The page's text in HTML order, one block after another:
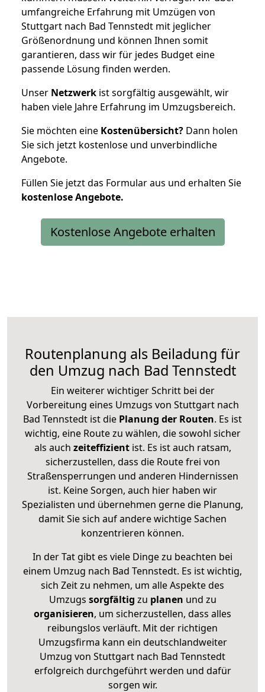
umfangreiche Erfahrung mit Umzügen von
Stuttgart nach Bad Tennstedt mit jeglicher
Größenordnung und können Ihnen somit
garantieren, dass wir für jedes Budget eine
passende Lösung finden werden.
Unser Netzwerk ist sorgfältig ausgewählt, wir
haben viele Jahre Erfahrung im Umzugsbereich.
Sie möchten eine Kostenübersicht? Dann holen
Sie sich jetzt kostenlose und unverbindliche
Angebote.
Füllen Sie jetzt das Formular aus und erhalten Sie
kostenloseAngebote.
Kostenlose Angebote erhalten
Routenplanung als Beiladung für
den Umzug nach Bad Tennstedt
Ein weiterer wichtiger Schritt bei der
Vorbereitung eines Umzugs von Stuttgart nach
Bad Tennstedt ist die Planung der Routen. Es ist
wichtig, eine Route zu wählen, die sowohl sicher
als auch zeiteffizientist. Es ist auch ratsam,
sicherzustellen, dass die Route frei von
Straßensperrungen und anderen Hindernissen
ist. Keine Sorgen, auch hier haben wir
Spezialisten und übernehmen gerne die Planung,
damit Sie sich auf andere wichtige Sachen
konzentrieren können.
In der Tat gibt es viele Dinge zu beachten bei
einem Umzug nach Bad Tennstedt. Es ist wichtig,
sich Zeit zu nehmen, um alle Aspekte des
Umzugs sorgfältig zu planen und zu
organisieren, um sicherzustellen, dass alles
reibungslos verläuft. Mit der richtigen
Umzugsfirma kann ein deutschlandweiter
Umzug von Stuttgart nach Bad Tennstedt
erfolgreich durchgeführt werden und dafür
sorgen wir.